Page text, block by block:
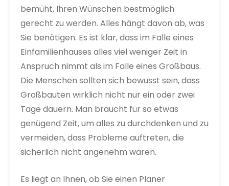
bemüht, Ihren Wünschen bestmöglich
gerecht zu werden. Alles hängt davon ab, was
Sie benötigen. Es ist klar, dass im Falle eines
Einfamilienhauses alles viel weniger Zeit in
Anspruch nimmt als im Falle eines Großbaus.
Die Menschen sollten sich bewusst sein, dass
Großbauten wirklich nicht nur ein oder zwei
Tage dauern. Man braucht für so etwas
genügend Zeit, um alles zu durchdenken und zu
vermeiden, dass Probleme auftreten, die
sicherlich nicht angenehm wären.
Es liegt an Ihnen, ob Sie einen Planer